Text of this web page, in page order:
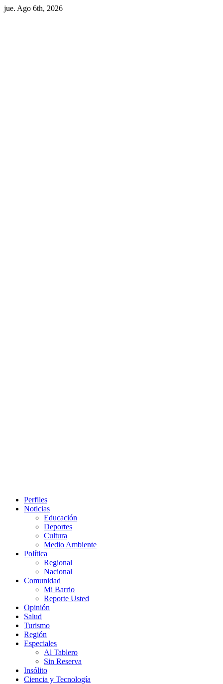
jue. Ago 6th, 2026
Perfiles
Noticias
Educación
Deportes
Cultura
Medio Ambiente
Política
Regional
Nacional
Comunidad
Mi Barrio
Reporte Usted
Opinión
Salud
Turismo
Región
Especiales
Al Tablero
Sin Reserva
Insólito
Ciencia y Tecnología